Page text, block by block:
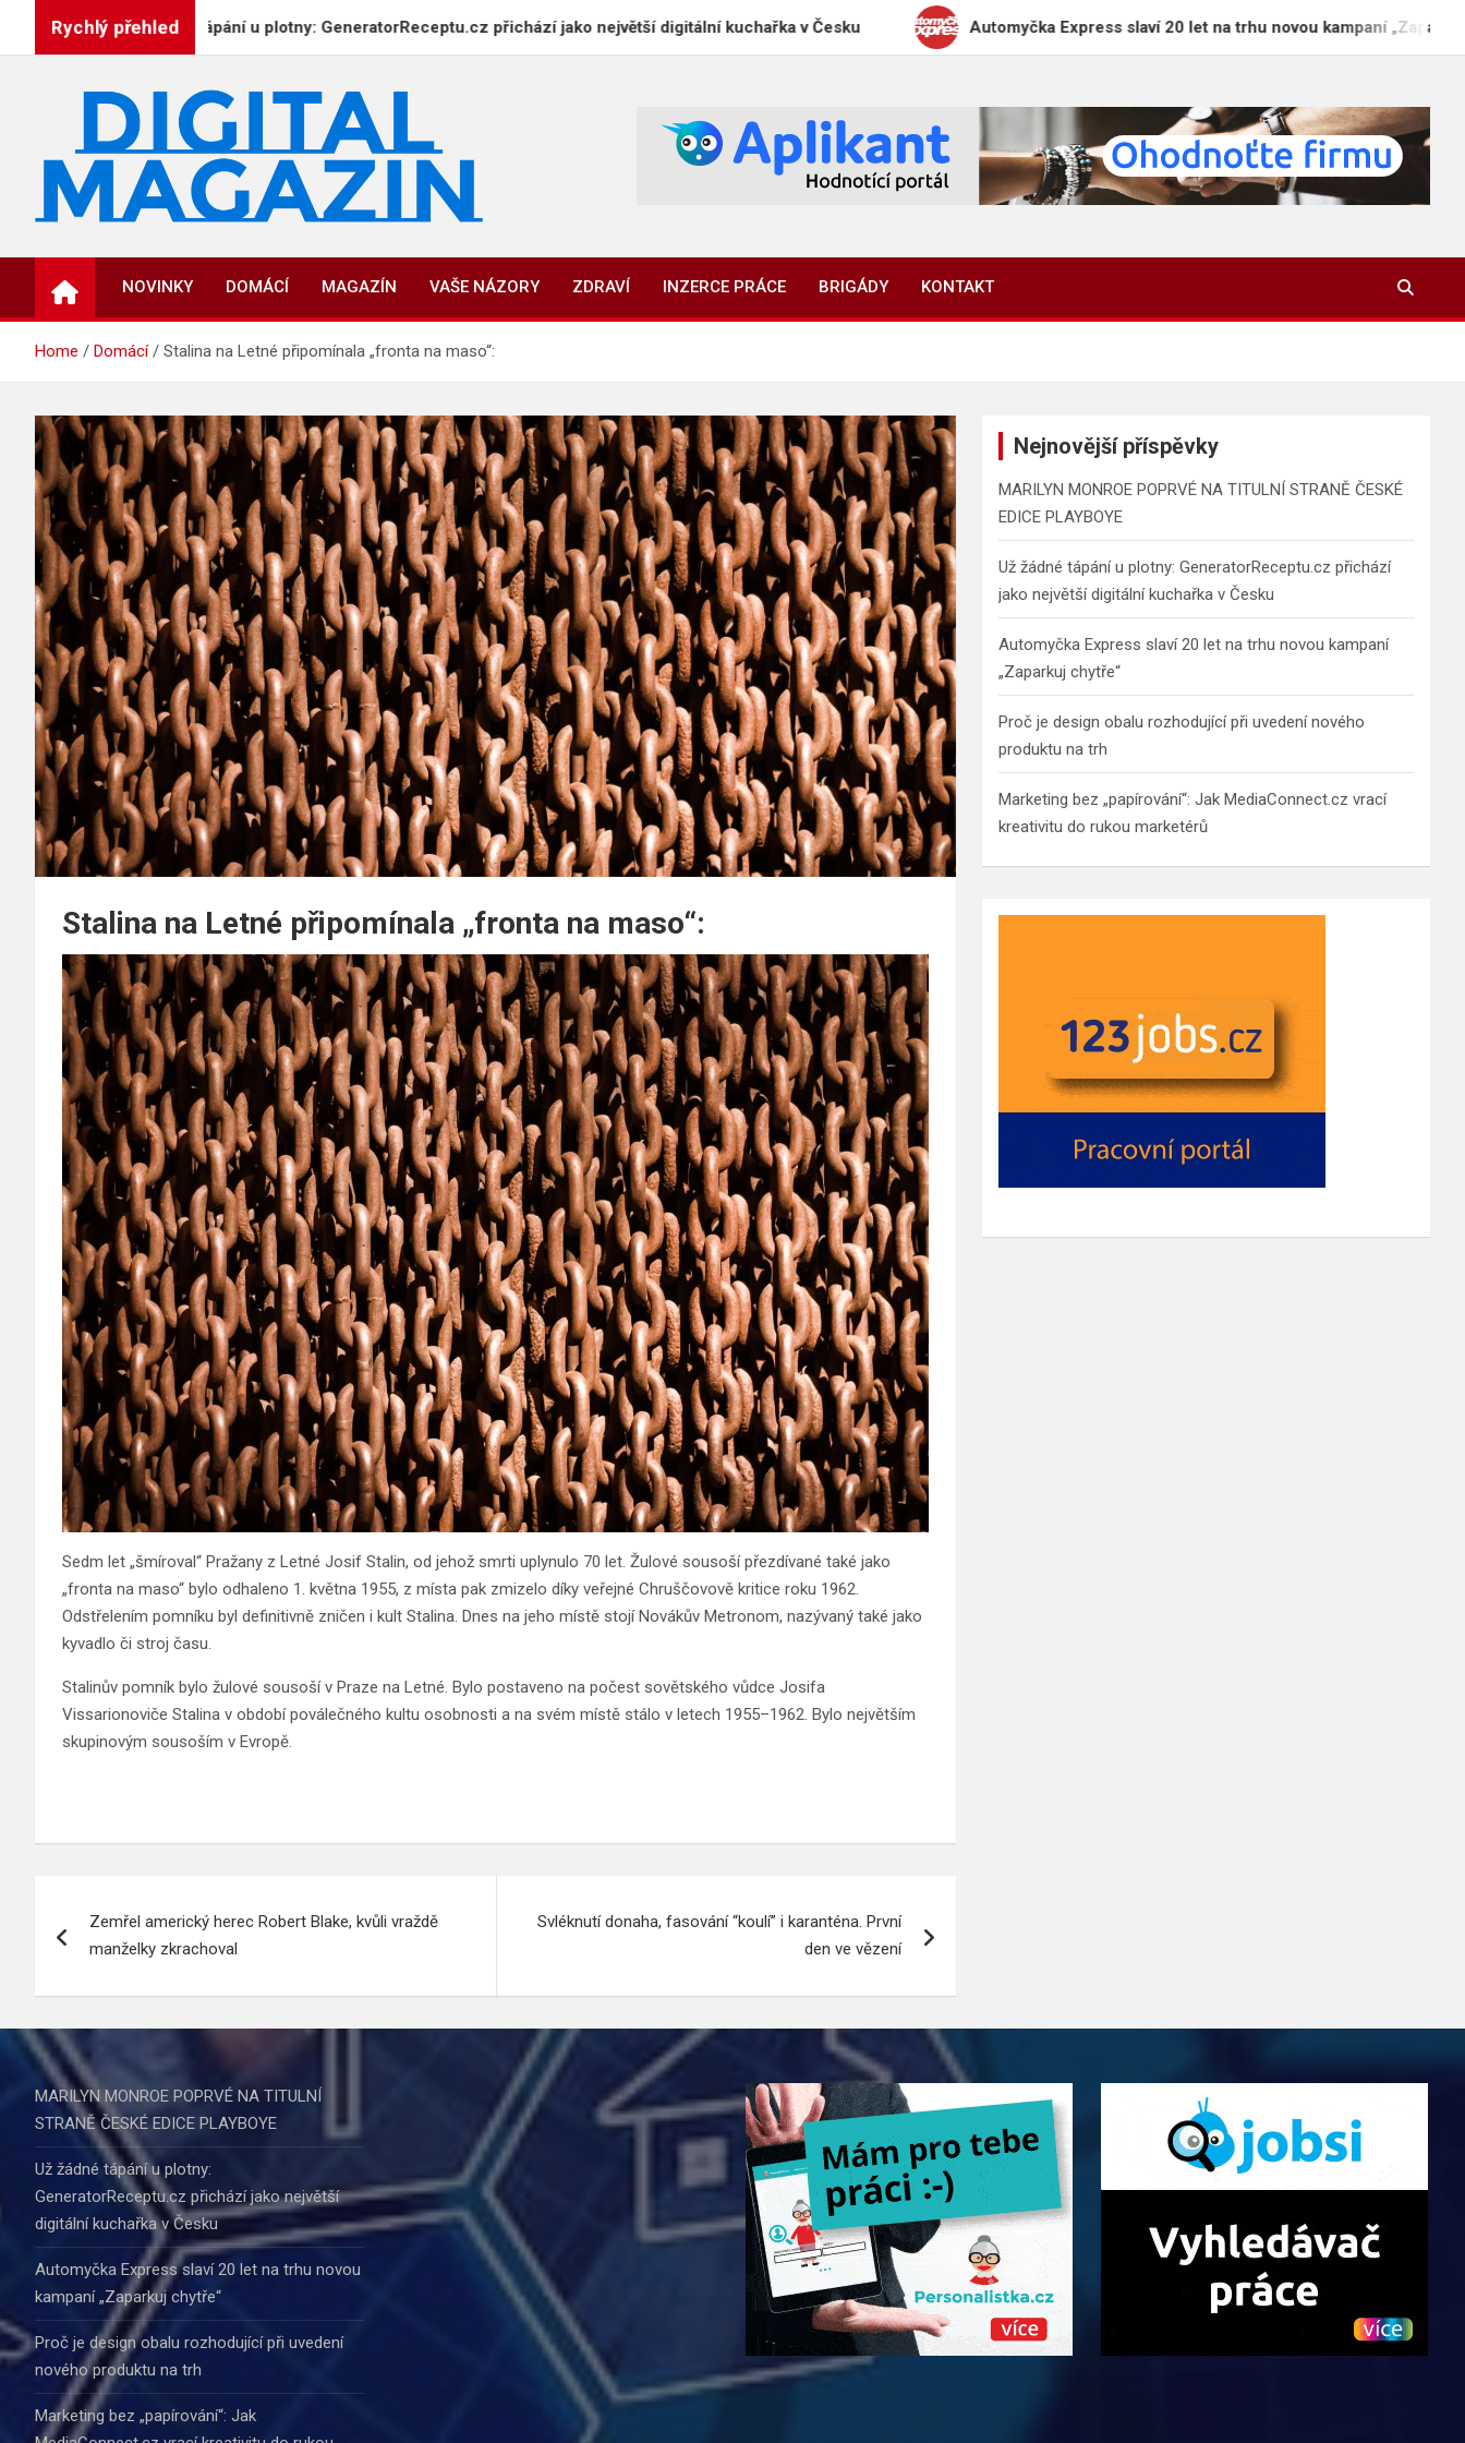
Rychlý přehled
Už žádné tápání u plotny: GeneratorReceptu.cz přichází jako největší digitální kuchařka v Česku Automyčka Express slaví 20 let na trhu novou kampaní „Zaparkuj chytře“
DigitalMagazin.cz
NOVINKY DOMÁCÍ MAGAZÍN VAŠE NÁZORY ZDRAVÍ INZERCE PRÁCE BRIGÁDY KONTAKT
Home Domácí Stalina na Letné připomínala „fronta na maso“:
Stalina na Letné připomínala „fronta na maso“:
Sedm let „šmíroval“ Pražany z Letné Josif Stalin, od jehož smrti uplynulo 70 let. Žulové sousoší přezdívané také jako
„fronta na maso“ bylo odhaleno 1. května 1955, z místa pak zmizelo díky veřejné Chruščovově kritice roku 1962.
Odstřelením pomníku byl definitivně zničen i kult Stalina. Dnes na jeho místě stojí Novákův Metronom, nazývaný také jako
kyvadlo či stroj času.
Stalinův pomník bylo žulové sousoší v Praze na Letné. Bylo postaveno na počest sovětského vůdce Josifa
Vissarionoviče Stalina v období poválečného kultu osobnosti a na svém místě stálo v letech 1955–1962. Bylo největším
skupinovým sousoším v Evropě.
pro
příspěvek
Zemřel americký herec Robert Blake, kvůli vraždě
manželky zkrachoval
Svléknutí donaha, fasování “koulí” i karanténa. První
den ve vězení
Nejnovější příspěvky
MARILYN MONROE POPRVÉ NA TITULNÍ STRANĚ ČESKÉ
EDICE PLAYBOYE
Už žádné tápání u plotny: GeneratorReceptu.cz přichází
jako největší digitální kuchařka v Česku
Automyčka Express slaví 20 let na trhu novou kampaní
„Zaparkuj chytře“
Proč je design obalu rozhodující při uvedení nového
produktu na trh
Marketing bez „papírování“: Jak MediaConnect.cz vrací
kreativitu do rukou marketérů
MARILYN MONROE POPRVÉ NA TITULNÍ
STRANĚ ČESKÉ EDICE PLAYBOYE
Už žádné tápání u plotny:
GeneratorReceptu.cz přichází jako největší
digitální kuchařka v Česku
Automyčka Express slaví 20 let na trhu novou
kampaní „Zaparkuj chytře“
Proč je design obalu rozhodující při uvedení
nového produktu na trh
Marketing bez „papírování“: Jak